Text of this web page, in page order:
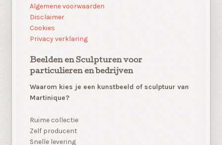
Algemene voorwaarden
Disclaimer
Cookies
Privacy verklaring
Beelden en Sculpturen voor
particulieren en bedrijven
Waarom kies je een kunstbeeld of sculptuur van
Martinique?
Ruime collectie
Zelf producent
Snelle levering